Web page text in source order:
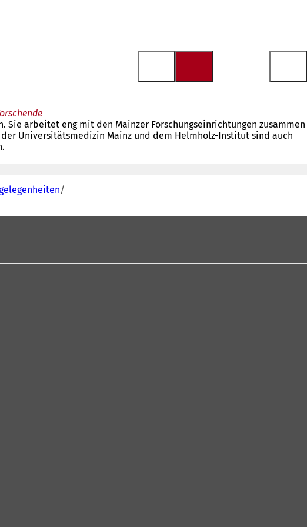
Sie arbeitet eng mit den Mainzer Forschungseinrichtungen zusammen
Universitätsmedizin Mainz und dem Helmholz-Institut sind auch